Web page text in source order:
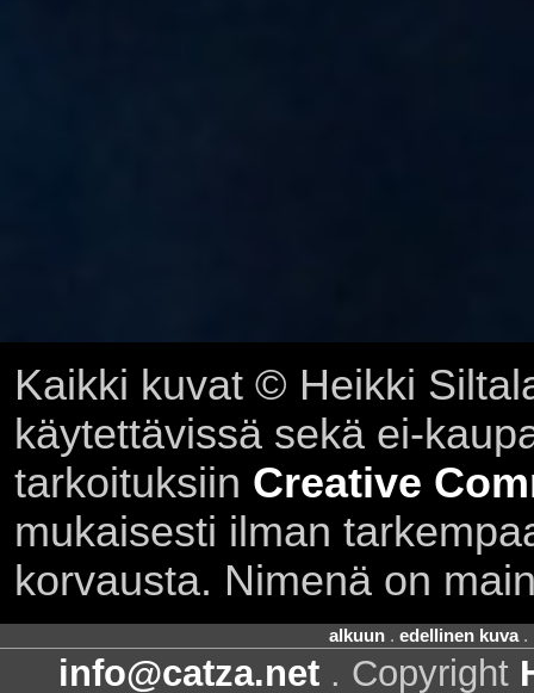
Kaikki kuvat © Heikki
käytettävissä sekä ei-
tarkoituksiin Creative
mukaisesti ilman
korvausta. Nimenä on
alkuun. edellinen kuva.
info@catza.net . Copyright